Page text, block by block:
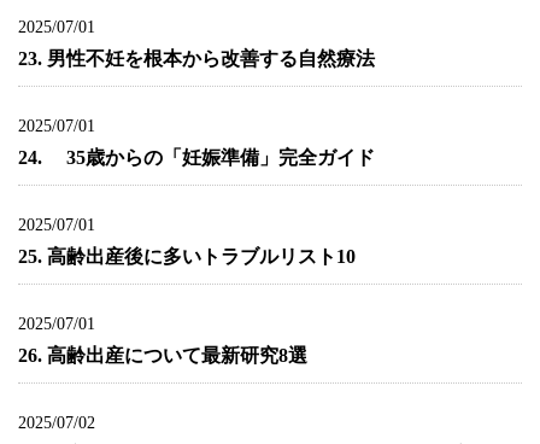
2025/07/01
23. 男性不妊を根本から改善する自然療法
2025/07/01
24. 35歳からの「妊娠準備」完全ガイド
2025/07/01
25. 高齢出産後に多いトラブルリスト10
2025/07/01
26. 高齢出産について最新研究8選
2025/07/02